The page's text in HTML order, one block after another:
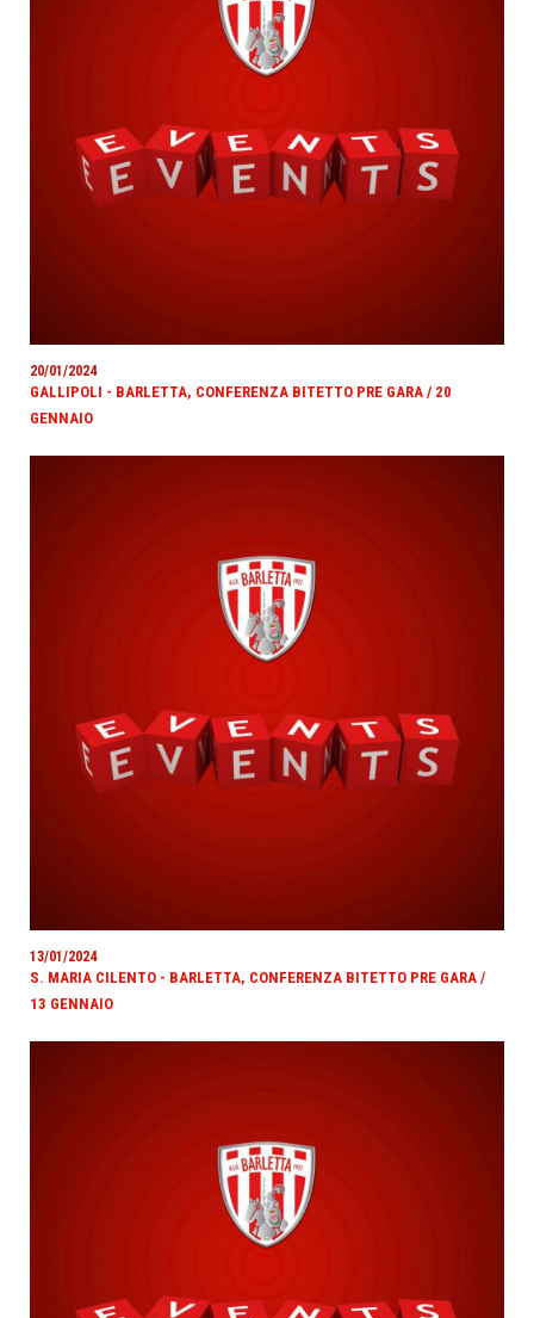
20/01/2024
GALLIPOLI - BARLETTA, CONFERENZA BITETTO PRE GARA / 20
GENNAIO
13/01/2024
S. MARIA CILENTO - BARLETTA, CONFERENZA BITETTO PRE GARA /
13 GENNAIO